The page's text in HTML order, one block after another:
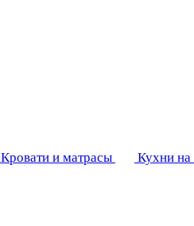
Кровати и матрасы Кухни на